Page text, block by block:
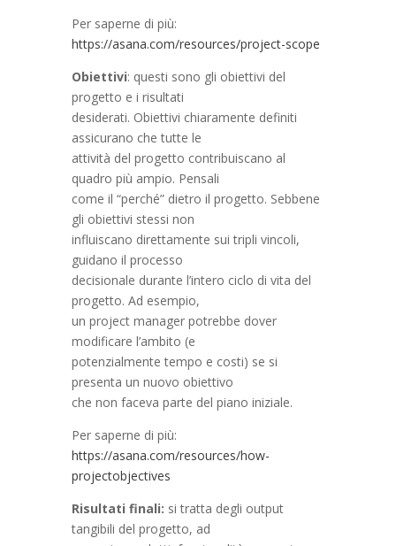
Per saperne di più:
https://asana.com/resources/project-scope
Obiettivi: questi sono gli obiettivi del
progetto e i risultati
desiderati. Obiettivi chiaramente definiti
assicurano che tutte le
attività del progetto contribuiscano al
quadro più ampio. Pensali
come il “perché” dietro il progetto. Sebbene
gli obiettivi stessi non
influiscano direttamente sui tripli vincoli,
guidano il processo
decisionale durante l’intero ciclo di vita del
progetto. Ad esempio,
un project manager potrebbe dover
modificare l’ambito (e
potenzialmente tempo e costi) se si
presenta un nuovo obiettivo
che non faceva parte del piano iniziale.
Per saperne di più:
https://asana.com/resources/how-
projectobjectives
Risultati finali: si tratta degli output
tangibili del progetto, ad